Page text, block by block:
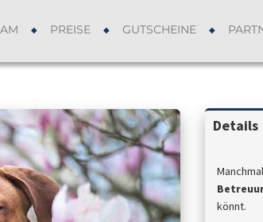
PREISE GUTSCHEINE
Details
könnt.